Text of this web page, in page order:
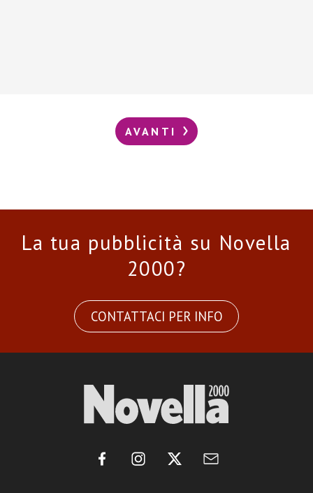
AVANTI
La tua pubblicità su Novella
2000?
CONTATTACI PER INFO